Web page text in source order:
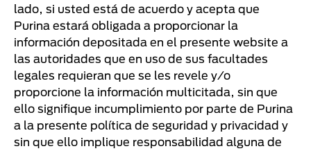
lado, si usted está de acuerdo y acepta que
Purina estará obligada a proporcionar la
información depositada en el presente website a
las autoridades que en uso de sus facultades
legales requieran que se les revele y/o
proporcione la información multicitada, sin que
ello signifique incumplimiento por parte de Purina
a la presente política de seguridad y privacidad y
sin que ello implique responsabilidad alguna de